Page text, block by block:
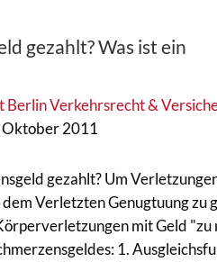
gezahlt? Was ist ein
Berlin Verkehrsrecht &
Oktober 2011
gezahlt? Um
Verletzten Genugtuung zu
mit Geld "zu
1.